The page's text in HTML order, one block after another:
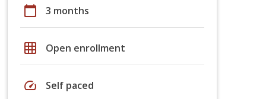
calendar_today 3 months
grid_on Open enrollment
speed Self paced